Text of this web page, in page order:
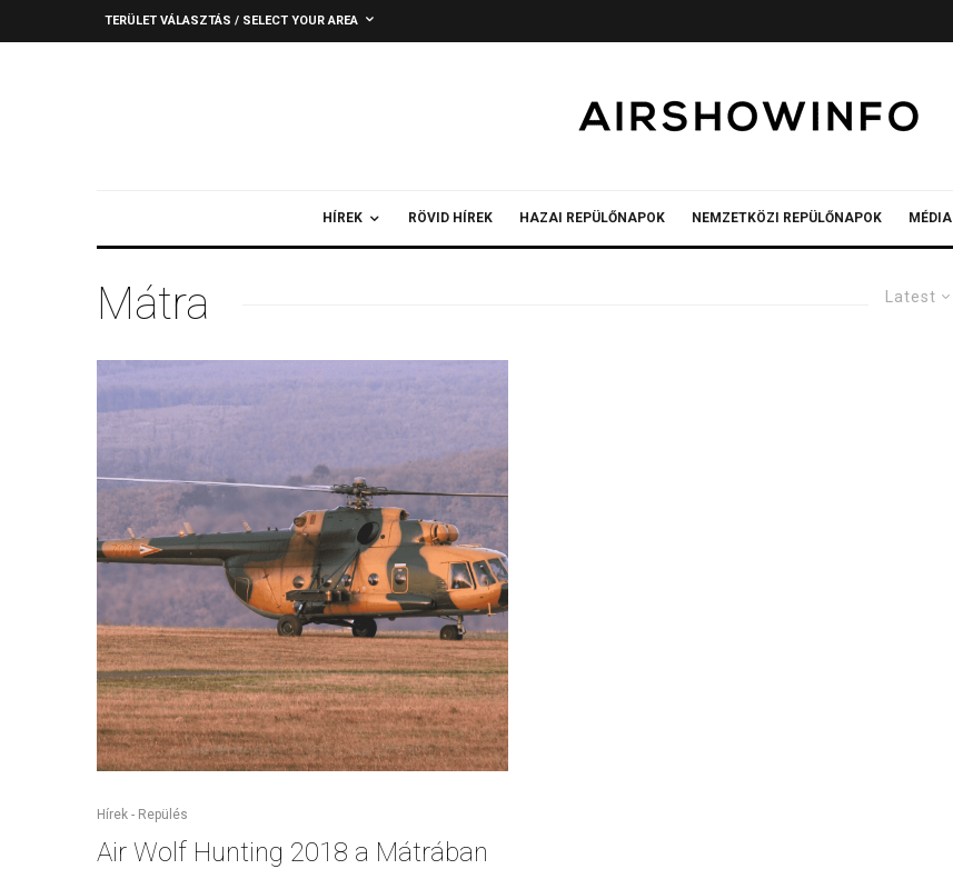
TERÜLET VÁLASZTÁS / SELECT YOUR AREA
HÍREK RÖVID HÍREK HAZAI REPÜLŐNAPOK NEMZETKÖZI REPÜLŐNAPOK MÉDIA
Latest
Mátra
Hírek - Repülés
Air Wolf Hunting 2018 a Mátrában